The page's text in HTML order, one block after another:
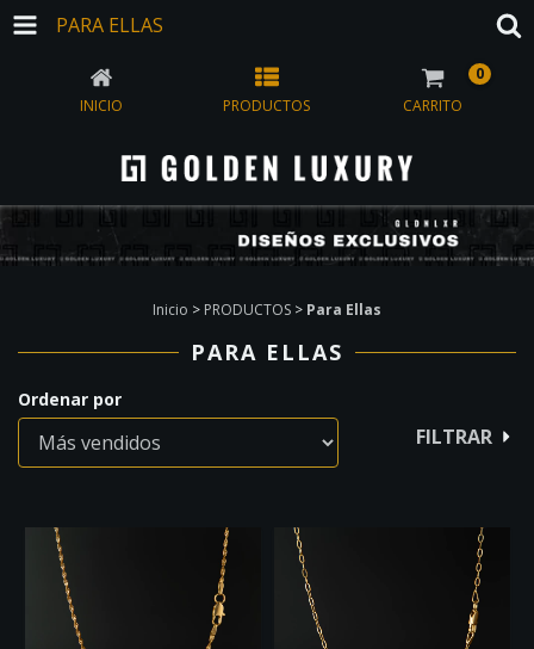
PARA ELLAS
INICIO PRODUCTOS CARRITO
0
Inicio > PRODUCTOS > Para Ellas
PARA ELLAS
Ordenar por
FILTRAR